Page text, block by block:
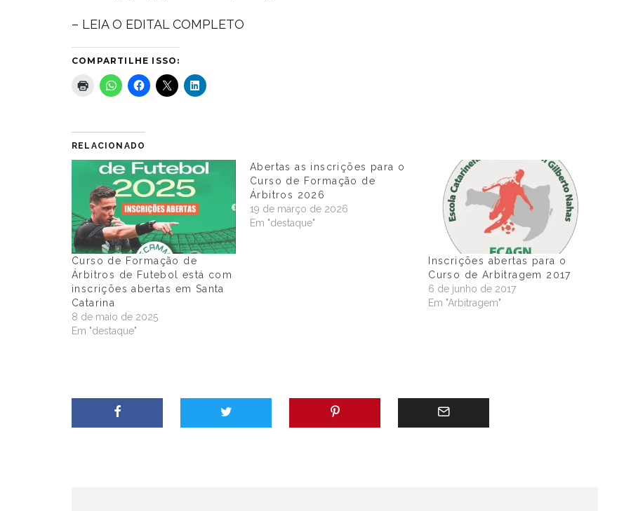
– LEIA O EDITAL COMPLETO
COMPARTILHE ISSO:
RELACIONADO
Curso de Formação de
Árbitros de Futebol está com
inscrições abertas em Santa
Catarina
8 de maio de 2025
Em "destaque"
Abertas as inscrições para o
Curso de Formação de
Árbitros 2026
19 de março de 2026
Em "destaque"
Inscrições abertas para o
Curso de Arbitragem 2017
6 de junho de 2017
Em "Arbitragem"